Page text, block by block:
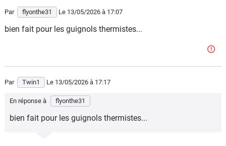
Par flyonthe31 Le 13/05/2026 à 17:07
bien fait pour les guignols thermistes...
Par Twin1 Le 13/05/2026 à 17:17
En réponse à flyonthe31
bien fait pour les guignols thermistes...